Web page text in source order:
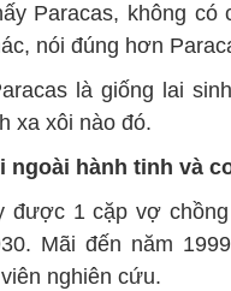
Paracas, không
nói đúng hơn
là giống lai
xa xôi nào đó.
ngoài hành tinh và
được 1 cặp vợ
Mãi đến năm
nghiên cứu.